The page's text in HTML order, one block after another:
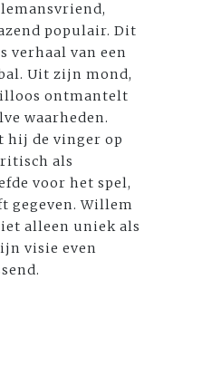
populair. Dit
verhaal van een
Uit zijn mond,
ontmantelt
waarheden.
hij de vinger op
als
voor het spel,
gegeven. Willem
alleen uniek als
visie even